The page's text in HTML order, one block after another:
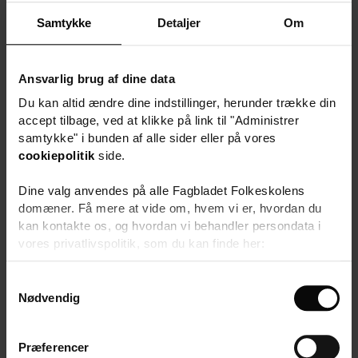
Samtykke Detaljer Om
Ansvarlig brug af dine data
Du kan altid ændre dine indstillinger, herunder trække din
accept tilbage, ved at klikke på link til "Administrer
samtykke" i bunden af alle sider eller på vores
cookiepolitik side.
Dine valg anvendes på alle Fagbladet Folkeskolens
domæner. Få mere at vide om, hvem vi er, hvordan du
kan kontakte os, og hvordan vi behandler persondata i
vores privatlivspolitik, som du kan finde her:
Nødvendig
Præferencer
LÆSERVEJLEDERDAG
VEST
11.
nov
2026
Landsforeningen af
7100 Vejle
1 dag